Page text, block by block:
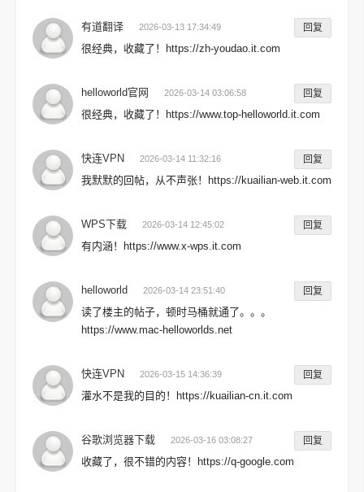
有道翻译 2026-03-13 17:34:49 回复
很经典，收藏了！https://zh-youdao.it.com
helloworld官网 2026-03-14 03:06:58 回复
很经典，收藏了！https://www.top-helloworld.it.com
快连VPN 2026-03-14 11:32:16 回复
我默默的回帖，从不声张！https://kuailian-web.it.com
WPS下载 2026-03-14 12:45:02 回复
有内涵！https://www.x-wps.it.com
helloworld 2026-03-14 23:51:40 回复
读了楼主的帖子，顿时马桶就通了。。。
https://www.mac-helloworlds.net
快连VPN 2026-03-15 14:36:39 回复
灌水不是我的目的！https://kuailian-cn.it.com
谷歌浏览器下载 2026-03-16 03:08:27 回复
收藏了，很不错的内容！https://q-google.com